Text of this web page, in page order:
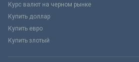
Курс валют на черном рынке
Купить доллар
Купить евро
Купить злотый